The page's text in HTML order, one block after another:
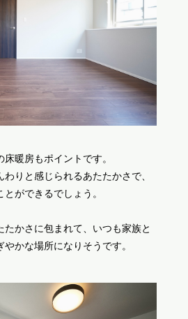
暖房もポイントです。
りと感じられるあたたかさで、
ができるでしょう。
たかさに包まれて、いつも家族と
かな場所になりそうです。